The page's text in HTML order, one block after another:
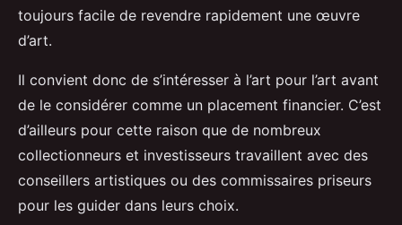
toujours facile de revendre rapidement une œuvre
d’art.
Il convient donc de s’intéresser à l’art pour l’art avant
de le considérer comme un placement financier. C’est
d’ailleurs pour cette raison que de nombreux
collectionneurs et investisseurs travaillent avec des
conseillers artistiques ou des commissaires priseurs
pour les guider dans leurs choix.